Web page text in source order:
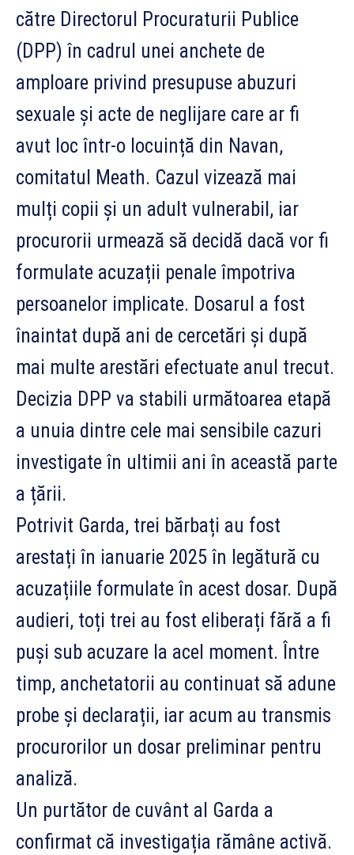
către Directorul Procuraturii Publice
(DPP) în cadrul unei anchete de
amploare privind presupuse abuzuri
sexuale și acte de neglijare care ar fi
avut loc într-o locuință din Navan,
comitatul Meath. Cazul vizează mai
mulți copii și un adult vulnerabil, iar
procurorii urmează să decidă dacă vor fi
formulate acuzații penale împotriva
persoanelor implicate. Dosarul a fost
înaintat după ani de cercetări și după
mai multe arestări efectuate anul trecut.
Decizia DPP va stabili următoarea etapă
a unuia dintre cele mai sensibile cazuri
investigate în ultimii ani în această parte
a țării.
Potrivit Garda, trei bărbați au fost
arestați în ianuarie 2025 în legătură cu
acuzațiile formulate în acest dosar. După
audieri, toți trei au fost eliberați fără a fi
puși sub acuzare la acel moment. Între
timp, anchetatorii au continuat să adune
probe și declarații, iar acum au transmis
procurorilor un dosar preliminar pentru
analiză.
Un purtător de cuvânt al Garda a
confirmat că investigația rămâne activă.